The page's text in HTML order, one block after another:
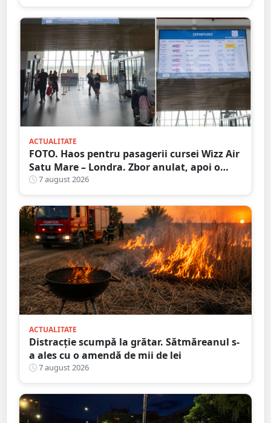
ACTUALITATE
FOTO. Haos pentru pasagerii cursei Wizz Air
Satu Mare – Londra. Zbor anulat, apoi o
nouă întârziere. Fără explicații clare
7 august 2026
ACTUALITATE
Distracție scumpă la grătar. Sătmăreanul s-
a ales cu o amendă de mii de lei
7 august 2026